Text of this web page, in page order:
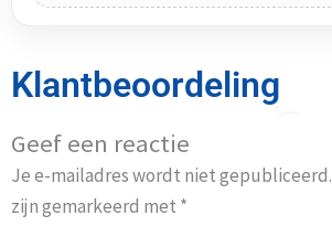
Klantbeoordeling
Geef een reactie
Je e-mailadres wordt niet gepubliceerd.
zijn gemarkeerd met *